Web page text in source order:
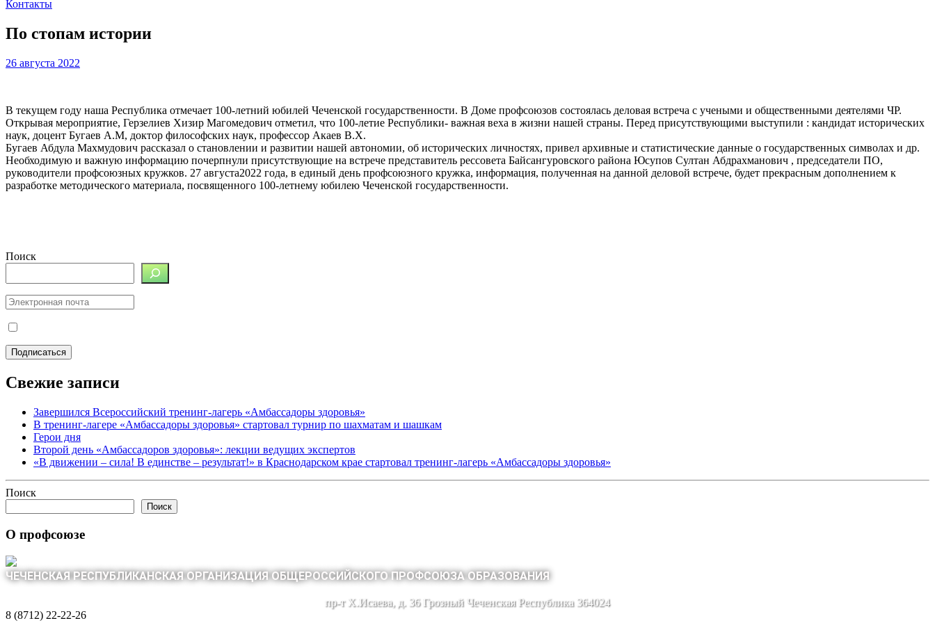
Контакты
По стопам истории
26 августа 2022
В текущем году наша Республика отмечает 100-летний юбилей Чеченской государственности. В Доме профсоюзов состоялась деловая встреча с учеными и общественными деятелями ЧР.
Открывая мероприятие, Герзелиев Хизир Магомедович отметил, что 100-летие Республики- важная веха в жизни нашей страны. Перед присутствующими выступили : кандидат исторических
наук, доцент Бугаев А.М, доктор философских наук, профессор Акаев В.Х.
Бугаев Абдула Махмудович рассказал о становлении и развитии нашей автономии, об исторических личностях, привел архивные и статистические данные о государственных символах и др.
Необходимую и важную информацию почерпнули присутствующие на встрече представитель рессовета Байсангуровского района Юсупов Султан Абдрахманович , председатели ПО,
руководители профсоюзных кружков. 27 августа2022 года, в единый день профсоюзного кружка, информация, полученная на данной деловой встрече, будет прекрасным дополнением к
разработке методического материала, посвященного 100-летнему юбилею Чеченской государственности.
Поиск
Свежие записи
Завершился Всероссийский тренинг-лагерь «Амбассадоры здоровья»
В тренинг-лагере «Амбассадоры здоровья» стартовал турнир по шахматам и шашкам
Герои дня
Второй день «Амбассадоров здоровья»: лекции ведущих экспертов
«В движении – сила! В единстве – результат!» в Краснодарском крае стартовал тренинг-лагерь «Амбассадоры здоровья»
Поиск
Поиск
О профсоюзе
ЧЕЧЕНСКАЯ РЕСПУБЛИКАНСКАЯ ОРГАНИЗАЦИЯ ОБЩЕРОССИЙСКОГО ПРОФСОЮЗА ОБРАЗОВАНИЯ
пр-т Х.Исаева, д. 36 Грозный Чеченская Республика 364024
8 (8712) 22-22-26